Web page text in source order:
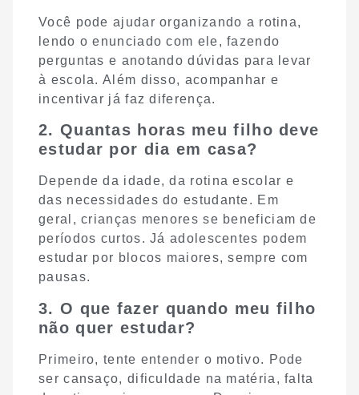
Você pode ajudar organizando a rotina,
lendo o enunciado com ele, fazendo
perguntas e anotando dúvidas para levar
à escola. Além disso, acompanhar e
incentivar já faz diferença.
2. Quantas horas meu filho deve
estudar por dia em casa?
Depende da idade, da rotina escolar e
das necessidades do estudante. Em
geral, crianças menores se beneficiam de
períodos curtos. Já adolescentes podem
estudar por blocos maiores, sempre com
pausas.
3. O que fazer quando meu filho
não quer estudar?
Primeiro, tente entender o motivo. Pode
ser cansaço, dificuldade na matéria, falta